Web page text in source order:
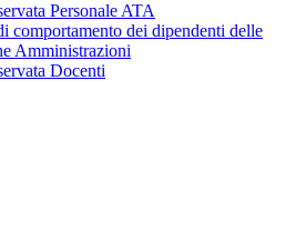
Personale ATA
comportamento dei dipendenti delle
Amministrazioni
Docenti